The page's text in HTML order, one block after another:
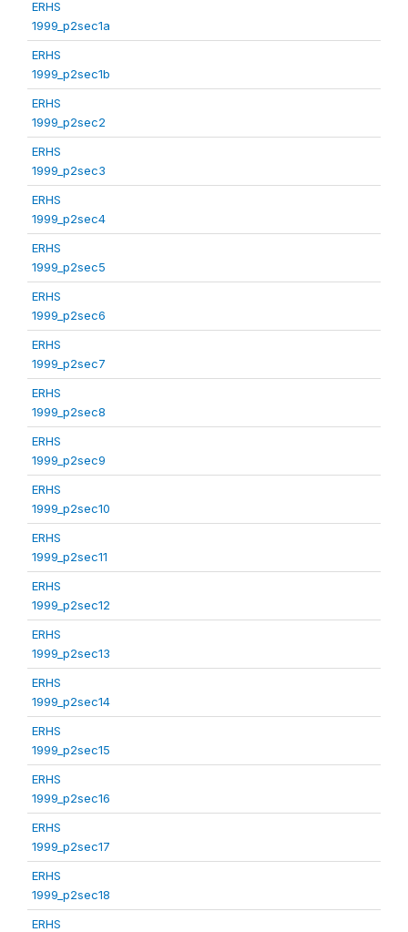
ERHS
1999_p2sec1a
ERHS
1999_p2sec1b
ERHS
1999_p2sec2
ERHS
1999_p2sec3
ERHS
1999_p2sec4
ERHS
1999_p2sec5
ERHS
1999_p2sec6
ERHS
1999_p2sec7
ERHS
1999_p2sec8
ERHS
1999_p2sec9
ERHS
1999_p2sec10
ERHS
1999_p2sec11
ERHS
1999_p2sec12
ERHS
1999_p2sec13
ERHS
1999_p2sec14
ERHS
1999_p2sec15
ERHS
1999_p2sec16
ERHS
1999_p2sec17
ERHS
1999_p2sec18
ERHS